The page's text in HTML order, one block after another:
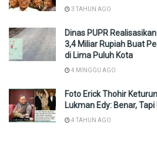
3 TAHUN AGO
Dinas PUPR
3,4 Miliar Rupiah Buat
di Lima Puluh Kota
4 MINGGU AGO
Foto Erick Thohir
Lukman Edy: Benar,
4 TAHUN AGO